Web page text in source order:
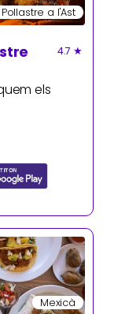
Pollastre a l'Ast
4.7 ★
els
Mexicà